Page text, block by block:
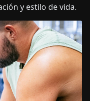
y estilo de vida.